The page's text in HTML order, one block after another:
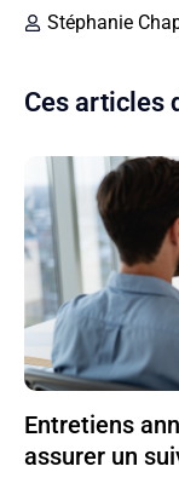
Stéphanie
Ces articles
Entretiens
assurer un